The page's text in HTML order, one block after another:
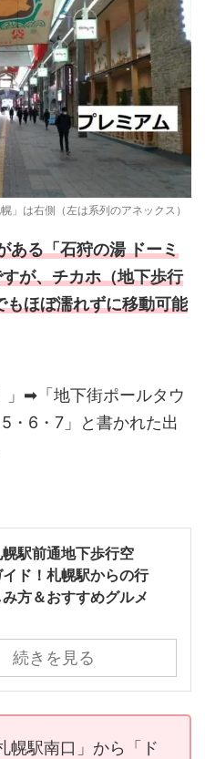
」は右側（左は系列のアネックス）
ある「石狩の湯 ドーミ
が、チカホ（地下歩行
ほぼ濡れずに移動可能
」➡「地下街ポールタウ
・6・7」と書かれた出
駅前通地下歩行空
ド！札幌駅からの行
方＆おすすめグルメ
続きを見る
幌駅南口」から「ド